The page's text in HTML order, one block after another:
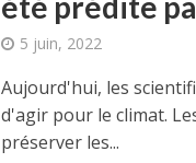
5 juin, 2022
Aujourd'hui, les
d'agir pour le climat.
préserver les...